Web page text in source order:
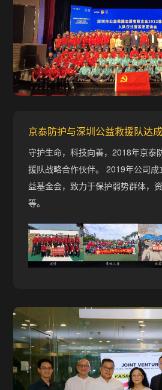
京泰防护与深圳公益救援队达
守护生命，科技向善，2018年京泰
援队战略合作伙伴。 2019年公司
益基金会，致力于保护弱势群体，
等。